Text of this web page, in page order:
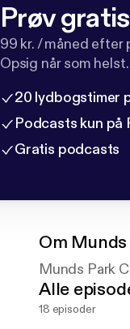
Prøv
99 kr. / måned efter
Opsig når som helst.
20 lydbogstimer
Podcasts kun på
Gratis podcasts
Om
Munds Park
Alle
18 episoder